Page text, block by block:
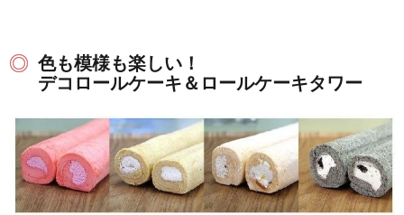
色も模様も楽しい！
デコロールケーキ＆ロールケーキタワー